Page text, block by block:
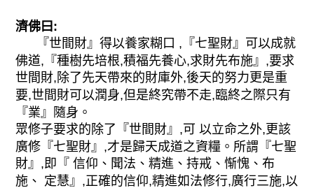
濟佛曰:
『世間財』得以養家糊口 ,『七聖財』可以成就
佛道,『種樹先培根,積福先養心,求財先布施』,要求
世間財,除了先天帶來的財庫外,後天的努力更是重
要,世間財可以潤身,但是終究帶不走,臨終之際只有
『業』隨身。
眾修子要求的除了『世間財』,可 以立命之外,更該
廣修『七聖財』,才是歸天成道之資糧。所謂『七聖
財』,即『 信仰、聞法、精進、持戒、惭愧、布
施、 定慧』,正確的信仰,精進如法修行,廣行三施,以